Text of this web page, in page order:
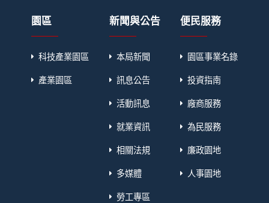
園區
科技產業園區
產業園區
新聞與公告
本局新聞
訊息公告
活動訊息
就業資訊
相關法規
多媒體
勞工專區
便民服務
園區事業名錄
投資指南
廠商服務
為民服務
廉政園地
人事園地